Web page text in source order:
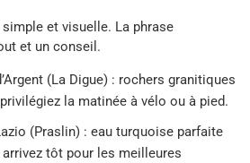
et visuelle. La phrase
et un conseil.
(La Digue) : rochers granitiques
la matinée à vélo ou à pied.
(Praslin) : eau turquoise parfaite
tôt pour les meilleures